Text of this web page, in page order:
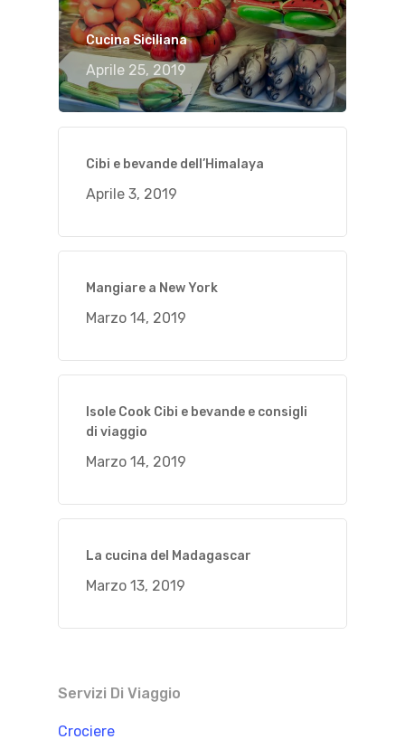
Cucina Siciliana
Aprile 25, 2019
Cibi e bevande dell’Himalaya
Aprile 3, 2019
Mangiare a New York
Marzo 14, 2019
Isole Cook Cibi e bevande e consigli
di viaggio
Marzo 14, 2019
La cucina del Madagascar
Marzo 13, 2019
Servizi Di Viaggio
Crociere